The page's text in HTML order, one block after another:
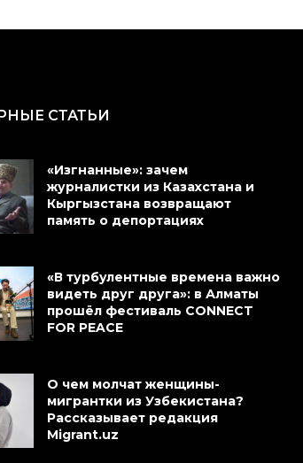
СТАТЬИ
«Изгнанные»: зачем
журналистки из Казахстана и
Кыргызстана возвращают
память о депортациях
«В турбулентные времена важно
видеть друг друга»: в Алматы
прошёл фестиваль CONNECT
FOR PEACE
О чем молчат женщины-
мигрантки из Узбекистана?
Рассказывает редакция
Migrant.uz